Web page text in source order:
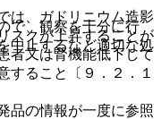
は、ガドリニウム造影
スクが上昇することが
者又は腎機能低下して
すること〔９．２．１
で、観察を十分に行
中止するなど適切な処
品の情報が一度に参照